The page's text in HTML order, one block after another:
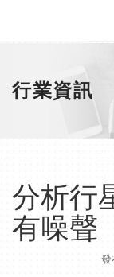
行業資訊
分析行
有噪聲
發